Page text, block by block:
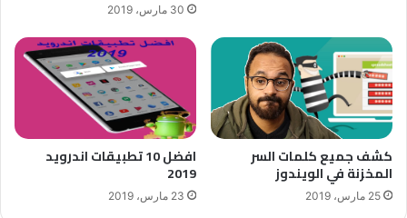
30 مارس، 2019
كشف جميع كلمات السر
المخزنة في الويندوز
25 مارس، 2019
افضل 10 تطبيقات اندرويد
2019
23 مارس، 2019